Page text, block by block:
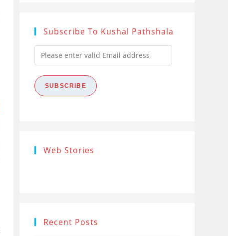
Subscribe To Kushal Pathshala
Please
enter
valid
Email
SUBSCRIBE
Web Stories
Research
Ethics (शोध
Recent Posts